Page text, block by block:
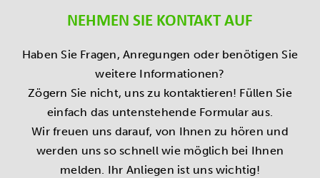
NEHMEN SIE KONTAKT AUF
Haben Sie Fragen, Anregungen oder benötigen Sie
weitere Informationen?
Zögern Sie nicht, uns zu kontaktieren! Füllen Sie
einfach das untenstehende Formular aus.
Wir freuen uns darauf, von Ihnen zu hören und
werden uns so schnell wie möglich bei Ihnen
melden. Ihr Anliegen ist uns wichtig!